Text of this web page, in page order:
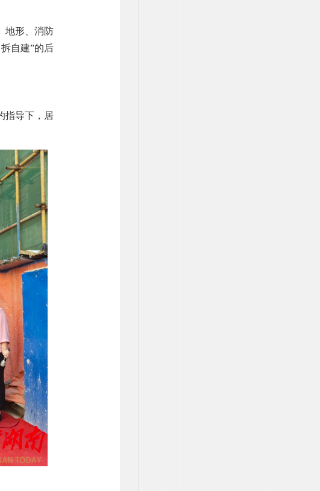
地形、消防
自建”的后
指导下，居